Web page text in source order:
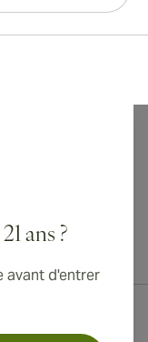
ans ?
avant d'entrer
le Royaume-Uni